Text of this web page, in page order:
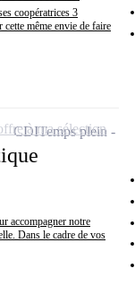
coopératrices 3
même envie de faire
accompagner notre
Dans le cadre de vos
CDITemps plein
à ma sélection